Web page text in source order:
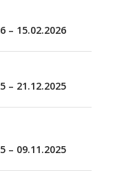
– 15.02.2026
– 21.12.2025
– 09.11.2025